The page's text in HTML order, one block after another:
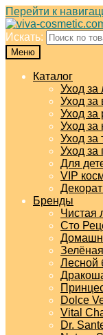
Перейти к
Искать:
Меню
Каталог
Уход за
Уход за
Уход за
Уход за
Уход за
Уход за
Для
VIP
Бренды
Чистая
Сто
Лесной
Dolce
Vital
Dr.